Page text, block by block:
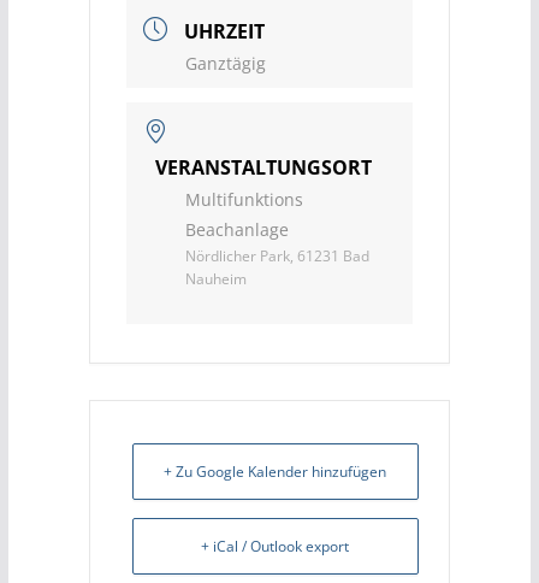
UHRZEIT
Ganztägig
VERANSTALTUNGSORT
Multifunktions
Beachanlage
Nördlicher Park, 61231 Bad
Nauheim
+ Zu Google Kalender hinzufügen
+ iCal / Outlook export